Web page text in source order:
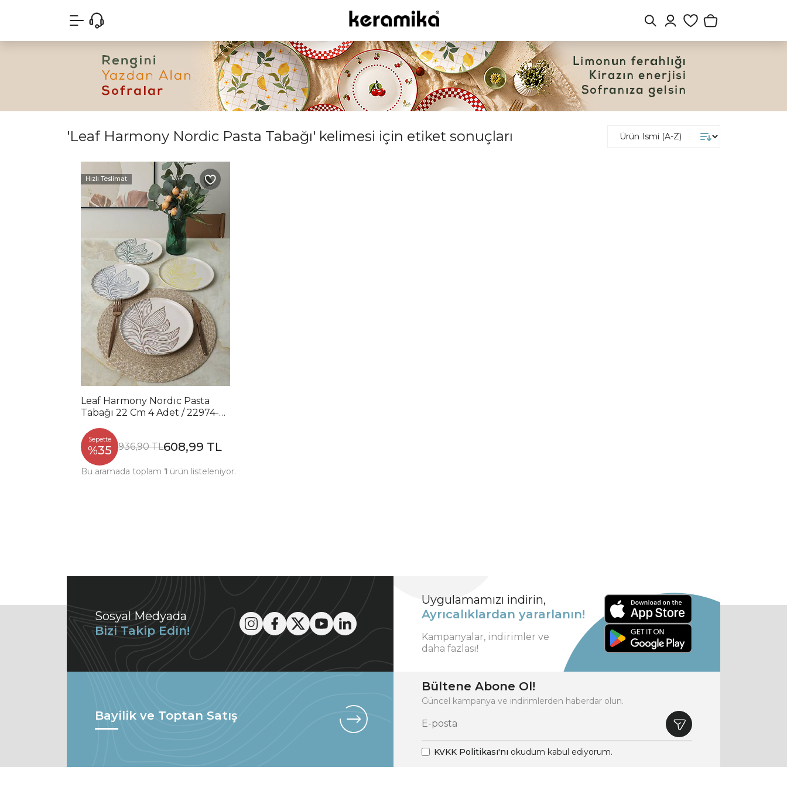
'Leaf Harmony Nordic Pasta Tabağı' kelimesi için etiket sonuçları
Hızlı Teslimat
Leaf Harmony Nordıc Pasta
Tabağı 22 Cm 4 Adet / 22974-
Sepette
%35 936,90 TL608,99 TL
Bu aramada toplam 1 ürün listeleniyor.
Sosyal Medyada
Bizi Takip Edin!
Uygulamamızı indirin,
Ayrıcalıklardan yararlanın!
Kampanyalar, indirimler ve
daha fazlası!
Bayilik ve Toptan Satış
Bültene Abone Ol!
Güncel kampanya ve indirimlerden haberdar olun.
KVKK Politikası'nı okudum kabul ediyorum.